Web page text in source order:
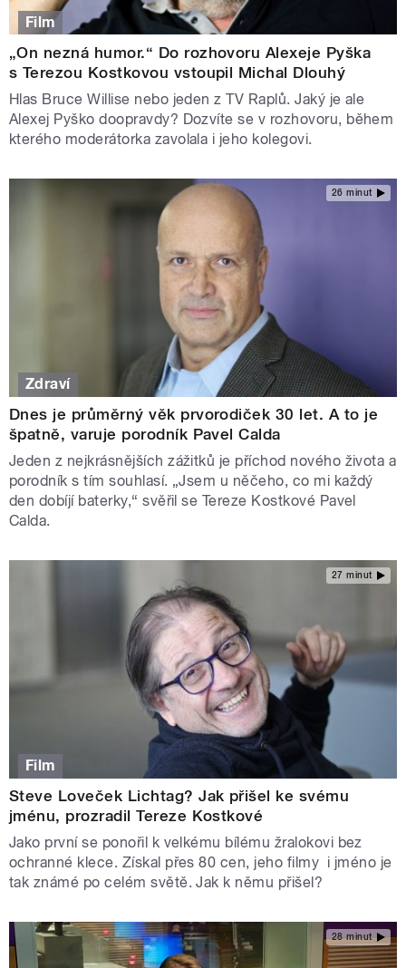
Film
„On nezná humor.“ Do rozhovoru Alexeje Pyška
s Terezou Kostkovou vstoupil Michal Dlouhý
Hlas Bruce Willise nebo jeden z TV Raplů. Jaký je ale
Alexej Pyško doopravdy? Dozvíte se v rozhovoru, během
kterého moderátorka zavolala i jeho kolegovi.
26 minut
Zdraví
Dnes je průměrný věk prvorodiček 30 let. A to je
špatně, varuje porodník Pavel Calda
Jeden z nejkrásnějších zážitků je příchod nového života a
porodník s tím souhlasí. „Jsem u něčeho, co mi každý
den dobíjí baterky,“ svěřil se Tereze Kostkové Pavel
Calda.
27 minut
Film
Steve Loveček Lichtag? Jak přišel ke svému
jménu, prozradil Tereze Kostkové
Jako první se ponořil k velkému bílému žralokovi bez
ochranné klece. Získal přes 80 cen, jeho filmy i jméno je
tak známé po celém světě. Jak k němu přišel?
28 minut